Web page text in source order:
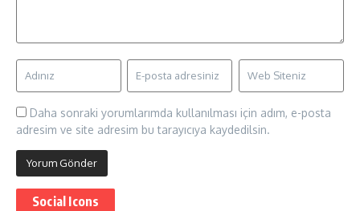
Daha sonraki yorumlarımda kullanılması için adım, e-posta
adresim ve site adresim bu tarayıcıya kaydedilsin.
Social Icons